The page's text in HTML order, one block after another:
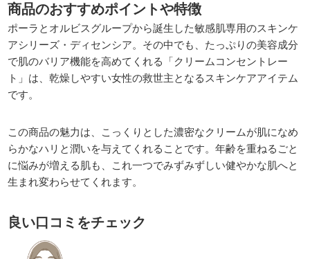
商品のおすすめポイントや特徴
ポーラとオルビスグループから誕生した敏感肌専用のスキンケ
アシリーズ・ディセンシア。その中でも、たっぷりの美容成分
で肌のバリア機能を高めてくれる「クリームコンセントレー
ト」は、乾燥しやすい女性の救世主となるスキンケアアイテム
です。
この商品の魅力は、こっくりとした濃密なクリームが肌になめ
らかなハリと潤いを与えてくれることです。年齢を重ねるごと
に悩みが増える肌も、これ一つでみずみずしい健やかな肌へと
生まれ変わらせてくれます。
良い口コミをチェック